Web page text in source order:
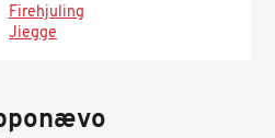
Firehjuling
Jiegge